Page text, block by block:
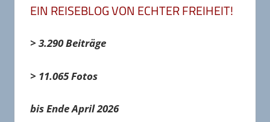
EIN REISEBLOG VON ECHTER FREIHEIT!
> 3.290 Beiträge
> 11.065 Fotos
bis Ende April 2026